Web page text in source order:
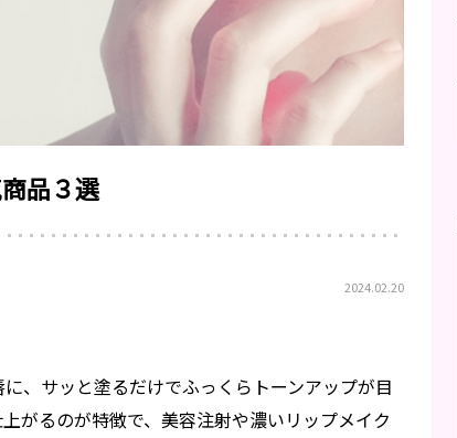
品３選
2024.02.20
、サッと塗るだけでふっくらトーンアップが目
がるのが特徴で、美容注射や濃いリップメイク